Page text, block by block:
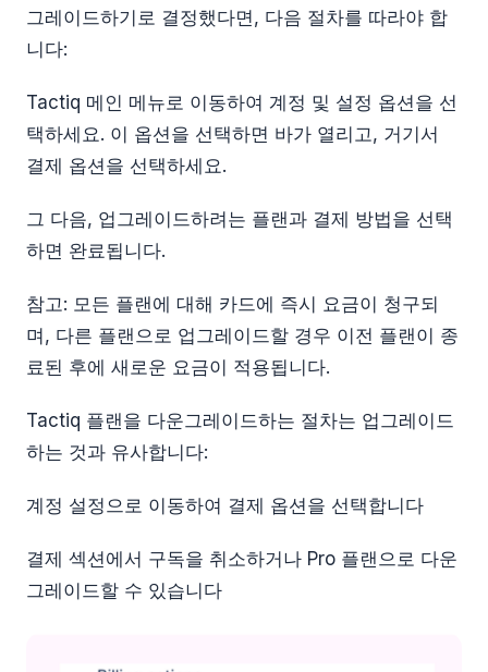
그레이드하기로 결정했다면, 다음 절차를 따라야 합
니다:
Tactiq 메인 메뉴로 이동하여 계정 및 설정 옵션을 선
택하세요. 이 옵션을 선택하면 바가 열리고, 거기서
결제 옵션을 선택하세요.
그 다음, 업그레이드하려는 플랜과 결제 방법을 선택
하면 완료됩니다.
참고: 모든 플랜에 대해 카드에 즉시 요금이 청구되
며, 다른 플랜으로 업그레이드할 경우 이전 플랜이 종
료된 후에 새로운 요금이 적용됩니다.
Tactiq 플랜을 다운그레이드하는 절차는 업그레이드
하는 것과 유사합니다:
계정 설정으로 이동하여 결제 옵션을 선택합니다
결제 섹션에서 구독을 취소하거나 Pro 플랜으로 다운
그레이드할 수 있습니다